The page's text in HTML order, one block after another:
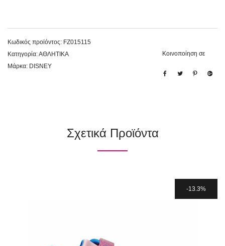
Κωδικός προϊόντος: FZ015115
Κατηγορία:ΑΘΛΗΤΙΚΑ
Μάρκα: DISNEY
Κοινοποίηση σε
Σχετικά Προϊόντα
13.3%